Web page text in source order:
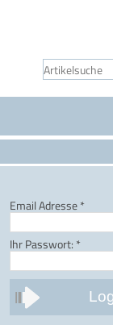
Email Adresse*
Ihr Passwort: *